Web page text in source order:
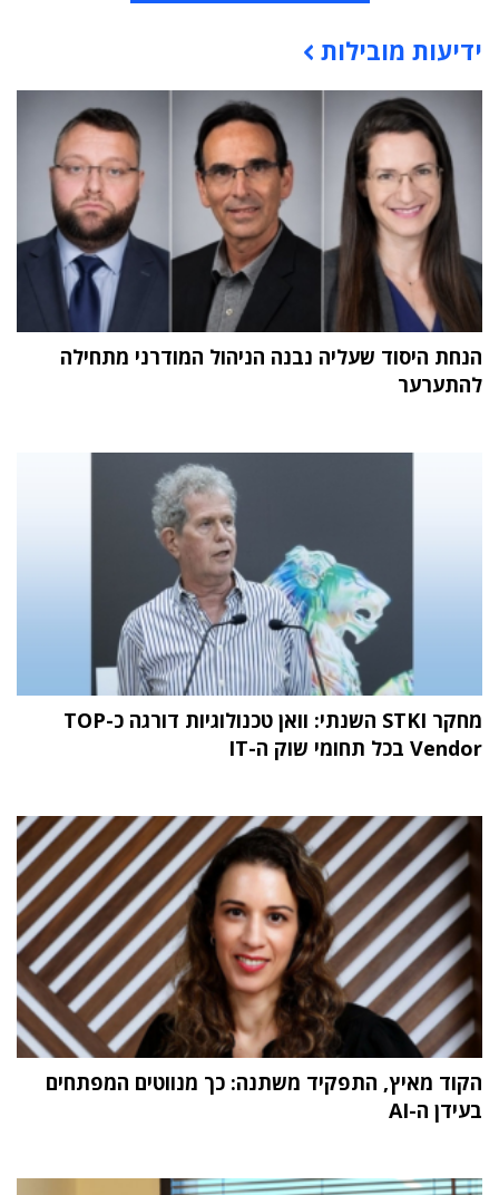
תוכן פרסומי
ידיעות מובילות
הנחת היסוד שעליה נבנה הניהול המודרני מתחילה
להתערער
מחקר STKI השנתי: וואן טכנולוגיות דורגה כ-TOP
Vendor בכל תחומי שוק ה-IT
הקוד מאיץ, התפקיד משתנה: כך מנווטים המפתחים
בעידן ה-AI